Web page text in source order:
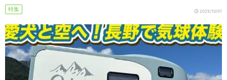
特集 2025/10/01